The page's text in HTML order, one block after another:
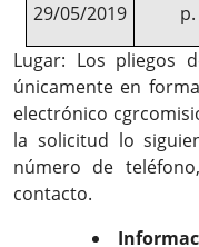
29/05/2019
Lugar: Los pliegos
únicamente en
electrónico
la solicitud lo
número de
contacto.